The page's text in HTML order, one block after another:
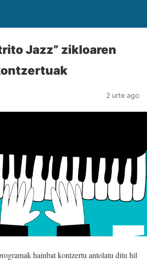
Jazz” zikloaren
2 urte ago
hainbat kontzertu antolatu ditu hil